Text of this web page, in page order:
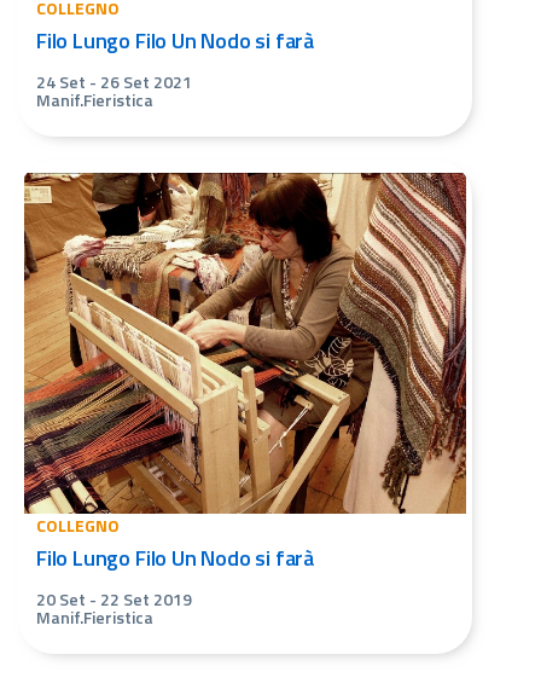
COLLEGNO
Filo Lungo Filo Un Nodo si farà
24 Set - 26 Set 2021
Manif.Fieristica
COLLEGNO
Filo Lungo Filo Un Nodo si farà
20 Set - 22 Set 2019
Manif.Fieristica